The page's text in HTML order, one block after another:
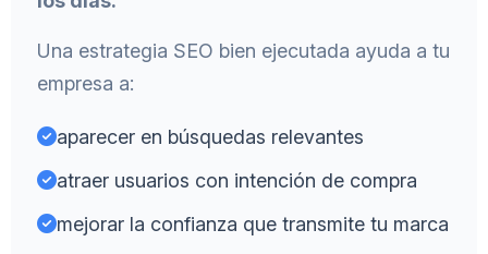
Una estrategia SEO bien ejecutada ayuda a tu
empresa a:
aparecer en búsquedas relevantes
atraer usuarios con intención de compra
mejorar la confianza que transmite tu marca